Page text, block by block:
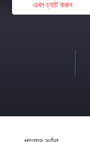
এখন চ্যাট করুন